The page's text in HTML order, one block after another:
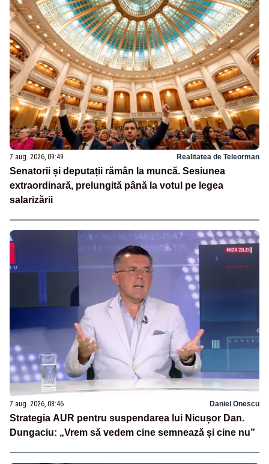
7 aug. 2026, 09:49 Realitatea de Teleorman
Senatorii și deputații rămân la muncă. Sesiunea
extraordinară, prelungită până la votul pe legea
salarizării
7 aug. 2026, 08:46 Daniel Onescu
Strategia AUR pentru suspendarea lui Nicușor Dan.
Dungaciu: „Vrem să vedem cine semnează și cine nu”